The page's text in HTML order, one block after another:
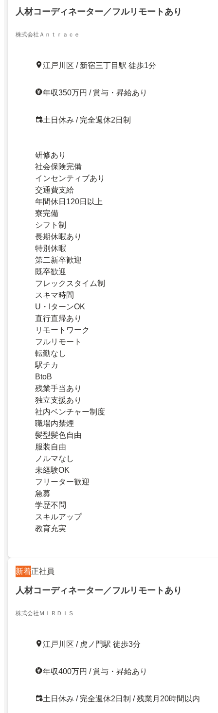
人材コーディネーター／フルリモートあり
株式会社Ａｎｔｒａｃｅ
江戸川区 / 新宿三丁目駅 徒歩1分
年収350万円 / 賞与・昇給あり
土日休み / 完全週休2日制
研修あり
社会保険完備
インセンティブあり
交通費支給
年間休日120日以上
寮完備
シフト制
長期休暇あり
特別休暇
第二新卒歓迎
既卒歓迎
フレックスタイム制
スキマ時間
U・IターンOK
直行直帰あり
リモートワーク
フルリモート
転勤なし
駅チカ
BtoB
残業手当あり
独立支援あり
社内ベンチャー制度
職場内禁煙
髪型髪色自由
服装自由
ノルマなし
未経験OK
フリーター歓迎
急募
学歴不問
スキルアップ
教育充実
新着正社員
人材コーディネーター／フルリモートあり
株式会社ＭＩＲＤＩＳ
江戸川区 / 虎ノ門駅 徒歩3分
年収400万円 / 賞与・昇給あり
土日休み / 完全週休2日制 / 残業月20時間以内